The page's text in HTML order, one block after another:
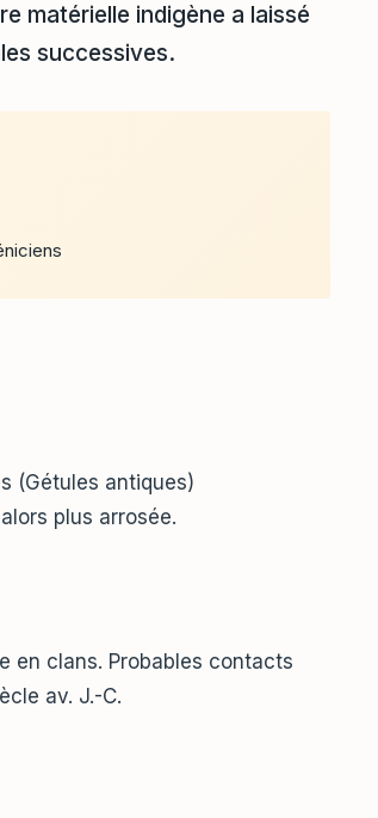
matérielle indigène a laissé
successives.
(Gétules antiques)
plus arrosée.
en clans. Probables contacts
av. J.-C.